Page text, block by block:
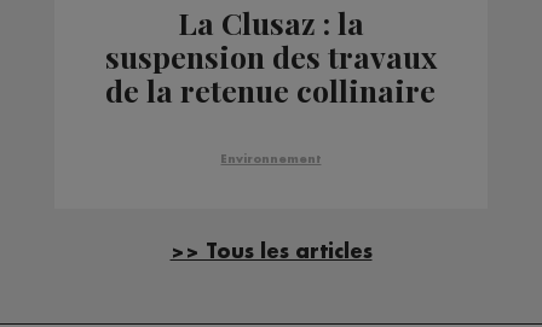
La Clusaz : la
suspension des travaux
de la retenue collinaire
Environnement
>> Tous les articles